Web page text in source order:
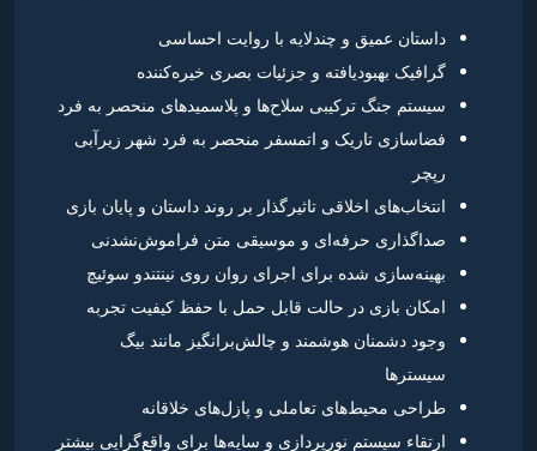
داستان عمیق و چندلایه با روایت احساسی
گرافیک بهبودیافته و جزئیات بصری خیره‌کننده
سیستم جنگ ترکیبی سلاح‌ها و پلاسمیدهای منحصر به فرد
فضاسازی تاریک و اتمسفر منحصر به فرد شهر زیرآبی
رپچر
انتخاب‌های اخلاقی تاثیرگذار بر روند داستان و پایان بازی
صداگذاری حرفه‌ای و موسیقی متن فراموش‌نشدنی
بهینه‌سازی شده برای اجرای روان روی نینتندو سوئیچ
امکان بازی در حالت قابل حمل با حفظ کیفیت تجربه
وجود دشمنان هوشمند و چالش‌برانگیز مانند بیگ
سیسترها
طراحی محیط‌های تعاملی و پازل‌های خلاقانه
ارتقاء سیستم نورپردازی و سایه‌ها برای واقع‌گرایی بیشتر